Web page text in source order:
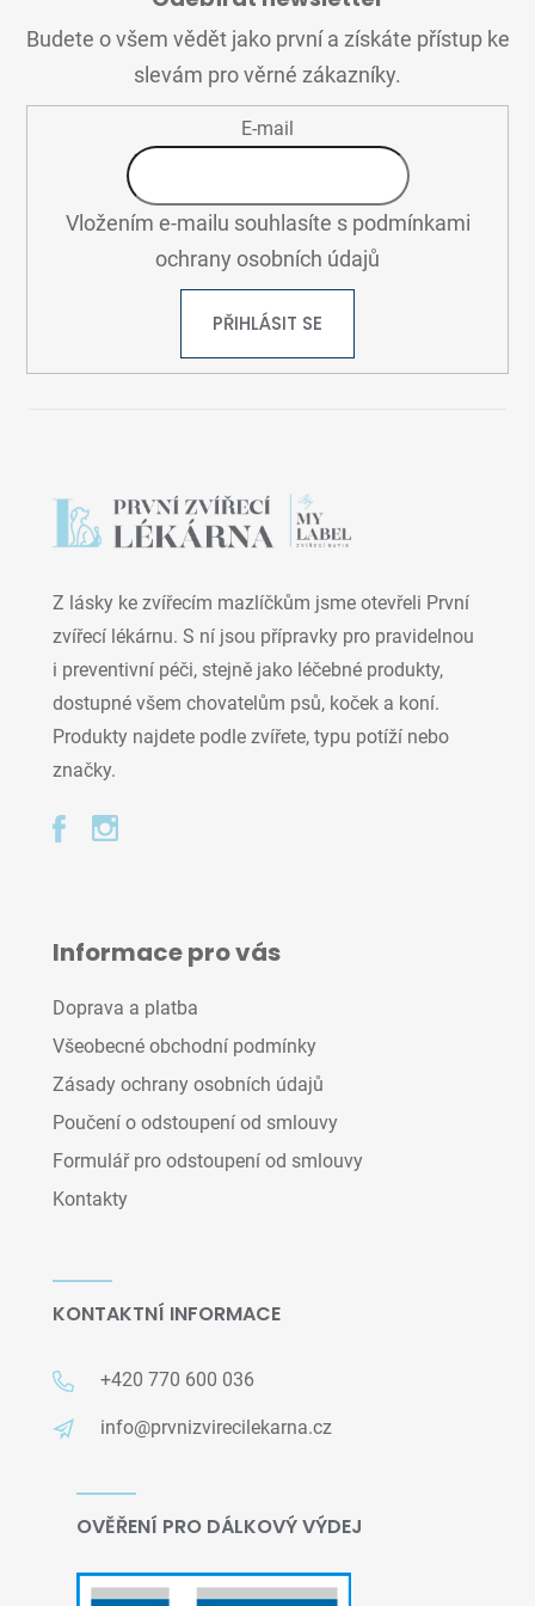
Budete o všem vědět jako první a získáte přístup ke
slevám pro věrné zákazníky.
E-mail
Vložením e-mailu souhlasíte s podmínkami
ochrany osobních údajů
PŘIHLÁSIT SE
Z lásky ke zvířecím mazlíčkům jsme otevřeli První
zvířecí lékárnu. S ní jsou přípravky pro pravidelnou
i preventivní péči, stejně jako léčebné produkty,
dostupné všem chovatelům psů, koček a koní.
Produkty najdete podle zvířete, typu potíží nebo
značky.
Informace pro vás
Doprava a platba
Všeobecné obchodní podmínky
Zásady ochrany osobních údajů
Poučení o odstoupení od smlouvy
Formulář pro odstoupení od smlouvy
Kontakty
KONTAKTNÍ INFORMACE
+420 770 600 036
info@prvnizvirecilekarna.cz
OVĚŘENÍ PRO DÁLKOVÝ VÝDEJ